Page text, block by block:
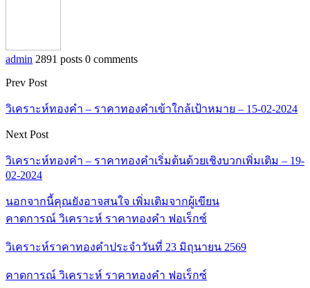
admin 2891 posts 0 comments
Prev Post
วิเคราะห์ทองคำ – ราคาทองคำเข้าใกล้เป้าหมาย – 15-02-2024
Next Post
วิเคราะห์ทองคำ – ราคาทองคำเริ่มต้นด้วยเชิงบวกเพิ่มเติม – 19-
02-2024
นอกจากนี้คุณยังอาจสนใจ เพิ่มเติมจากผู้เขียน
คาดการณ์ วิเคราะห์ ราคาทองคำ ฟอเร็กซ์
วิเคราะห์ราคาทองคำประจำวันที่ 23 มิถุนายน 2569
คาดการณ์ วิเคราะห์ ราคาทองคำ ฟอเร็กซ์